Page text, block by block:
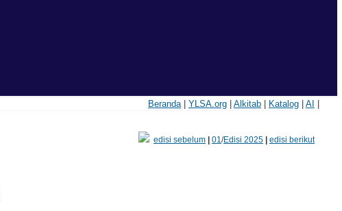
Beranda| YLSA.org| Alkitab| Katalog| AI
edisi sebelum| 01/Edisi 2025| edisi berikut